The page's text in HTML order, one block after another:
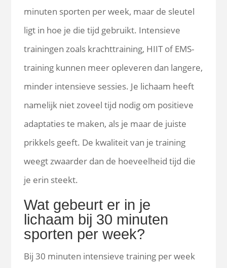
minuten sporten per week, maar de sleutel
ligt in hoe je die tijd gebruikt. Intensieve
trainingen zoals krachttraining, HIIT of EMS-
training kunnen meer opleveren dan langere,
minder intensieve sessies. Je lichaam heeft
namelijk niet zoveel tijd nodig om positieve
adaptaties te maken, als je maar de juiste
prikkels geeft. De kwaliteit van je training
weegt zwaarder dan de hoeveelheid tijd die
je erin steekt.
Wat gebeurt er in je
lichaam bij 30 minuten
sporten per week?
Bij 30 minuten intensieve training per week